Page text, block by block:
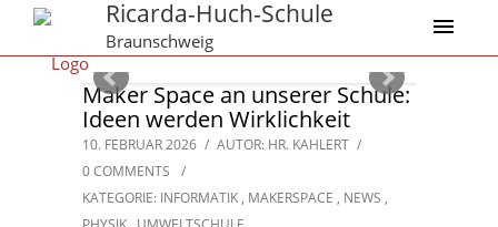
Ricarda-Huch-Schule
Braunschweig
Maker Space an unserer Schule:
Ideen werden Wirklichkeit
10. FEBRUAR 2026 / AUTOR: HR. KAHLERT /
0 COMMENTS
/
KATEGORIE: INFORMATIK , MAKERSPACE , NEWS ,